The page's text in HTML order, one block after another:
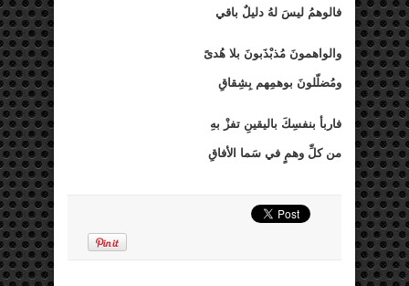
فالوهمُ ليسَ لهُ دليلٌ باقي
والواهمونَ مُذبْذَبونَ بلا هُدىً
ومُضلّلونَ بوهمِهم بِشِقاقِ
فاربأ بنفسِكَ باليقينِ تفزْ بهِ
من كلِّ وهمٍ في سَما الأفاقِ